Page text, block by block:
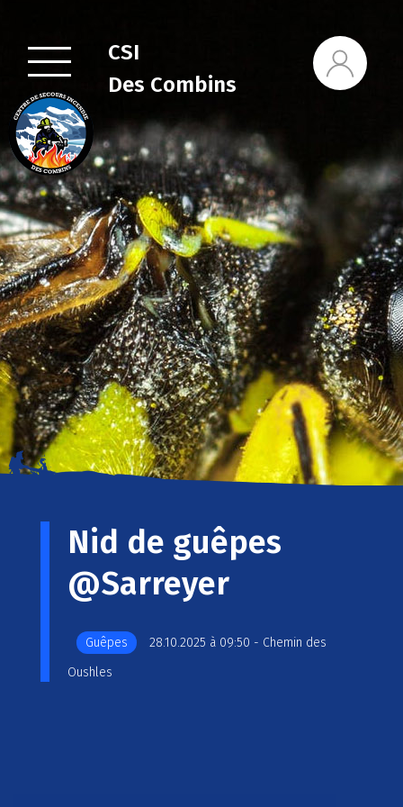
CSI
Des Combins
Nid de guêpes
@Sarreyer
Guêpes
28.10.2025 à 09:50 - Chemin des
Oushles